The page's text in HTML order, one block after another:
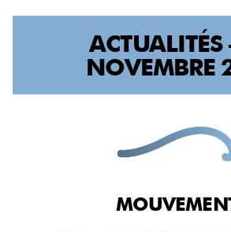
ACTUALITÉS
NOVEMBRE